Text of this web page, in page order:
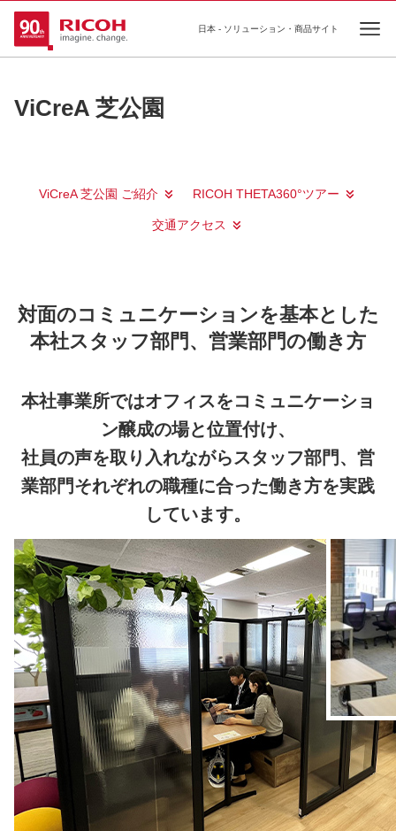
日本 - ソリューション・商品サイト
ViCreA 芝公園
ViCreA 芝公園 ご紹介 RICOH THETA360°ツアー
交通アクセス
対面のコミュニケーションを基本とした
本社スタッフ部門、営業部門の働き方
本社事業所ではオフィスをコミュニケーショ
ン醸成の場と位置付け、
社員の声を取り入れながらスタッフ部門、営
業部門それぞれの職種に合った働き方を実践
しています。